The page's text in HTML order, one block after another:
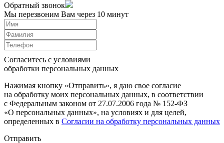
Обратный звонок
Мы перезвоним Вам через 10 минут
Согласитесь с условиями
обработки персональных данных
Нажимая кнопку «Отправить», я даю свое согласие
на обработку моих персональных данных, в соответствии
с Федеральным законом от 27.07.2006 года № 152-ФЗ
«О персональных данных», на условиях и для целей,
определенных в Согласии на обработку персональных данных
Отправить